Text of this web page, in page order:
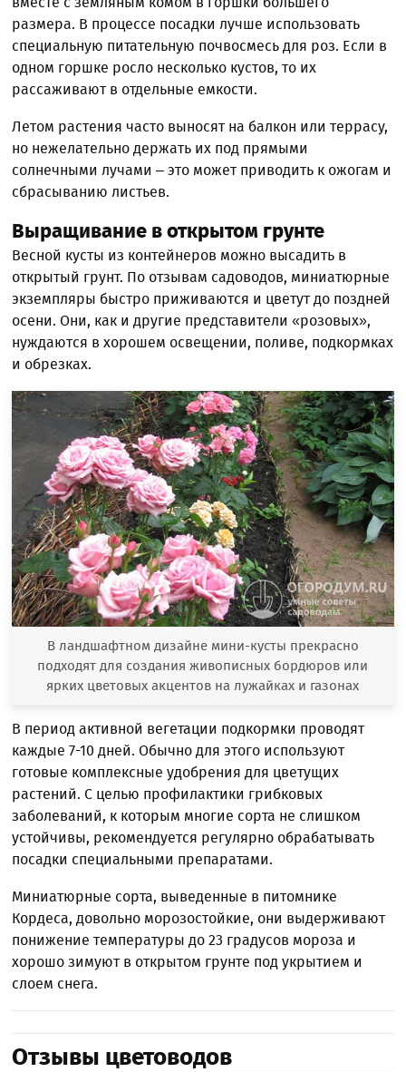
размера. В процессе посадки лучше использовать
специальную питательную почвосмесь для роз. Если в
одном горшке росло несколько кустов, то их
рассаживают в отдельные емкости.
Летом растения часто выносят на балкон или террасу,
но нежелательно держать их под прямыми
солнечными лучами – это может приводить к ожогам и
сбрасыванию листьев.
Выращивание в открытом грунте
Весной кусты из контейнеров можно высадить в
открытый грунт. По отзывам садоводов, миниатюрные
экземпляры быстро приживаются и цветут до поздней
осени. Они, как и другие представители «розовых»,
нуждаются в хорошем освещении, поливе, подкормках
и обрезках.
В ландшафтном дизайне мини-кусты прекрасно
подходят для создания живописных бордюров или
ярких цветовых акцентов на лужайках и газонах
В период активной вегетации подкормки проводят
каждые 7-10 дней. Обычно для этого используют
готовые комплексные удобрения для цветущих
растений. С целью профилактики грибковых
заболеваний, к которым многие сорта не слишком
устойчивы, рекомендуется регулярно обрабатывать
посадки специальными препаратами.
Миниатюрные сорта, выведенные в питомнике
Кордеса, довольно морозостойкие, они выдерживают
понижение температуры до 23 градусов мороза и
хорошо зимуют в открытом грунте под укрытием и
слоем снега.
Отзывы цветоводов